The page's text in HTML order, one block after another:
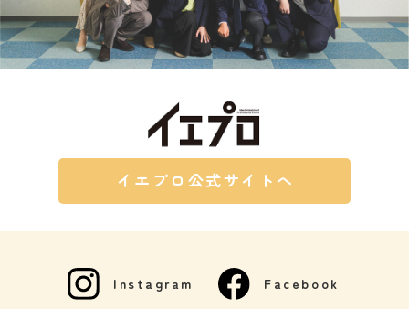
イエプロ公式サイトへ
Instagram Facebook